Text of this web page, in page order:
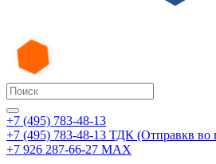
+7 (495) 783-48-13
+7 (495) 783-48-13 ТДК (Отправкв во
+7 926 287-66-27 МАХ